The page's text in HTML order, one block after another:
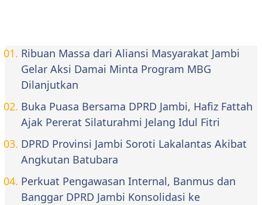
Ribuan Massa dari Aliansi Masyarakat Jambi
Gelar Aksi Damai Minta Program MBG
Dilanjutkan
Buka Puasa Bersama DPRD Jambi, Hafiz Fattah
Ajak Pererat Silaturahmi Jelang Idul Fitri
DPRD Provinsi Jambi Soroti Lakalantas Akibat
Angkutan Batubara
Perkuat Pengawasan Internal, Banmus dan
Banggar DPRD Jambi Konsolidasi ke